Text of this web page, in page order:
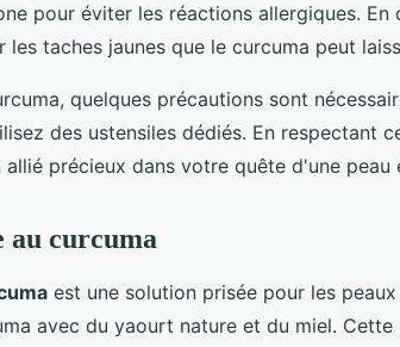
pour éviter les réactions allergiques. En
taches jaunes que le curcuma peut
quelques précautions sont
des ustensiles dédiés. En respectant
précieux dans votre quête d'une peau
au curcuma
est une solution prisée pour les
avec du yaourt nature et du miel.